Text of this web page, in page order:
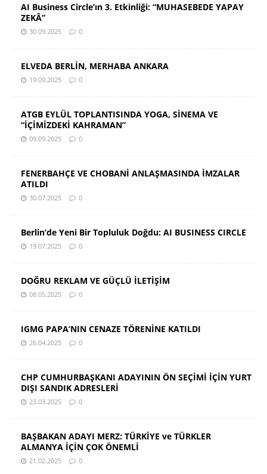
AI Business Circle’ın 3. Etkinliği: “MUHASEBEDE YAPAY
ZEKÂ”
30.09.2025 0
ELVEDA BERLİN, MERHABA ANKARA
19.09.2025 0
ATGB EYLÜL TOPLANTISINDA YOGA, SİNEMA VE
“İÇİMİZDEKİ KAHRAMAN”
09.09.2025 0
FENERBAHÇE VE CHOBANİ ANLAŞMASINDA İMZALAR
ATILDI
30.07.2025 0
Berlin’de Yeni Bir Topluluk Doğdu: AI BUSINESS CIRCLE
19.07.2025 0
DOĞRU REKLAM VE GÜÇLÜ İLETİŞİM
08.05.2025 0
IGMG PAPA’NIN CENAZE TÖRENİNE KATILDI
26.04.2025 0
CHP CUMHURBAŞKANI ADAYININ ÖN SEÇİMİ İÇİN YURT
DIŞI SANDIK ADRESLERİ
23.03.2025 0
BAŞBAKAN ADAYI MERZ: TÜRKİYE ve TÜRKLER
ALMANYA İÇİN ÇOK ÖNEMLİ
21.02.2025 0